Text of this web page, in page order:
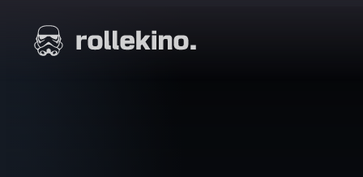
suoraan
sisältöön
Elokuvat ja elokuva-arviot | Rollekino.fi